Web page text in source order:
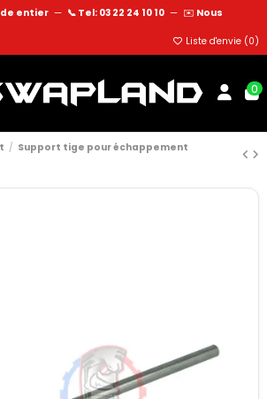
entier — 📞 Tel: 03 22 24 10 10 — ✉️ Nous
Liste d'envie (0)
0
Support tige pour échappement